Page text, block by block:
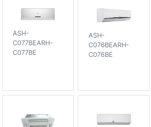
ASH-
C077BEARH-
C077BE
ASH-
C076BEARH-
C076BE